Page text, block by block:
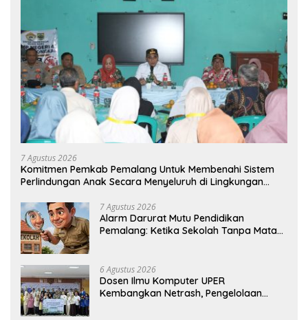
7 Agustus 2026
Komitmen Pemkab Pemalang Untuk Membenahi Sistem
Perlindungan Anak Secara Menyeluruh di Lingkungan
7 Agustus 2026
Alarm Darurat Mutu Pendidikan
Pemalang: Ketika Sekolah Tanpa Mata
6 Agustus 2026
Dosen Ilmu Komputer UPER
Kembangkan Netrash, Pengelolaan